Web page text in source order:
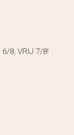
6/8, VRIJ 7/8!